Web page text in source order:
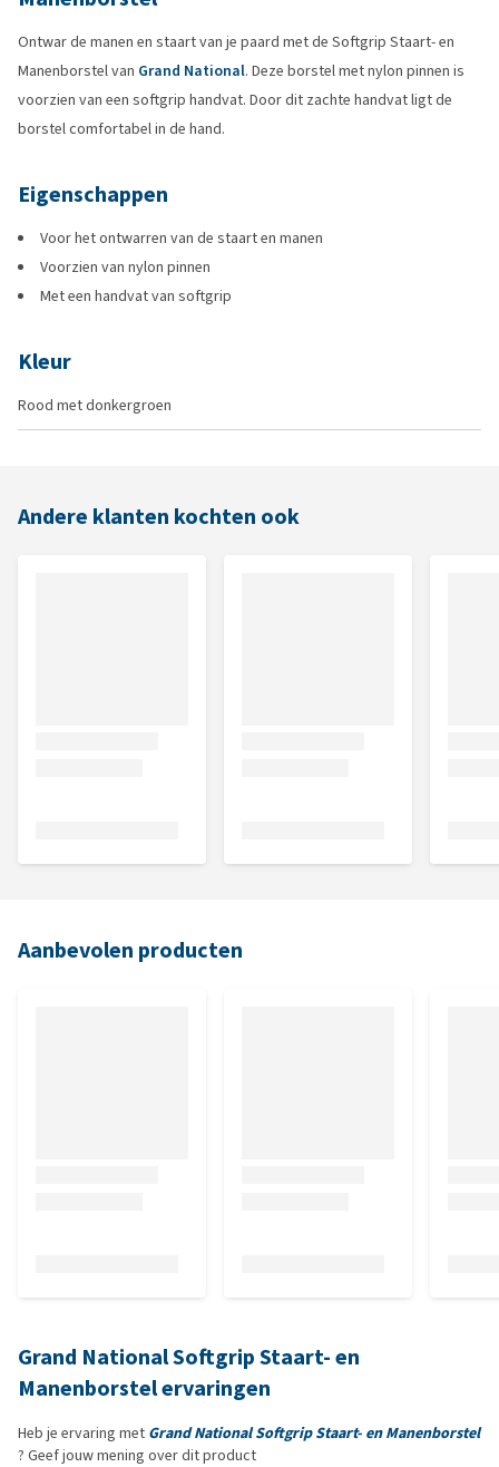
Ontwar de manen en staart van je paard met de Softgrip Staart- en
Manenborstel van Grand National. Deze borstel met nylon pinnen is
voorzien van een softgrip handvat. Door dit zachte handvat ligt de
borstel comfortabel in de hand.
Eigenschappen
Voor het ontwarren van de staart en manen
Voorzien van nylon pinnen
Met een handvat van softgrip
Kleur
Rood met donkergroen
Andere klanten kochten ook
Aanbevolen producten
Grand National Softgrip Staart- en
Manenborstel ervaringen
Heb je ervaring met Grand National Softgrip Staart- en Manenborstel
? Geef jouw mening over dit product